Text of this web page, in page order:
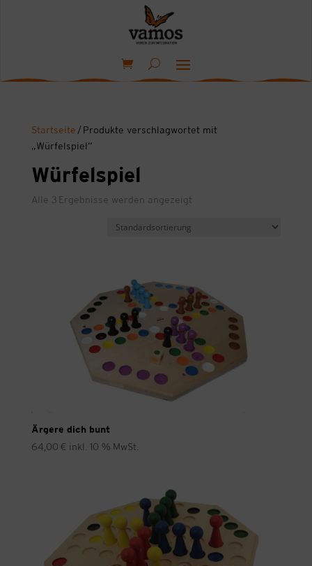
Startseite / Produkte verschlagwortet mit
„Würfelspiel“
Würfelspiel
Alle 3 Ergebnisse werden angezeigt
Ärgere dich bunt
64,00 € inkl. 10 % MwSt.